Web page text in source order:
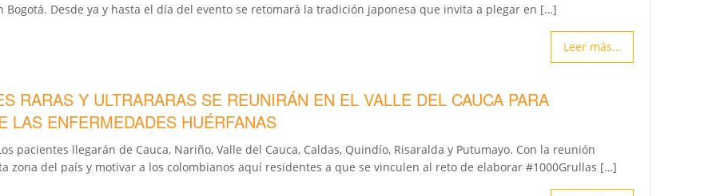
Bogotá. Desde ya y hasta el día del evento se retomará la tradición japonesa que invita a plegar en […]
Leer más...
RARAS Y ULTRARARAS SE REUNIRÁN EN EL VALLE DEL CAUCA PARA
ENFERMEDADES HUÉRFANAS
pacientes llegarán de Cauca, Nariño, Valle del Cauca, Caldas, Quindío, Risaralda y Putumayo. Con la reunión
zona del país y motivar a los colombianos aquí residentes a que se vinculen al reto de elaborar #1000Grullas […]